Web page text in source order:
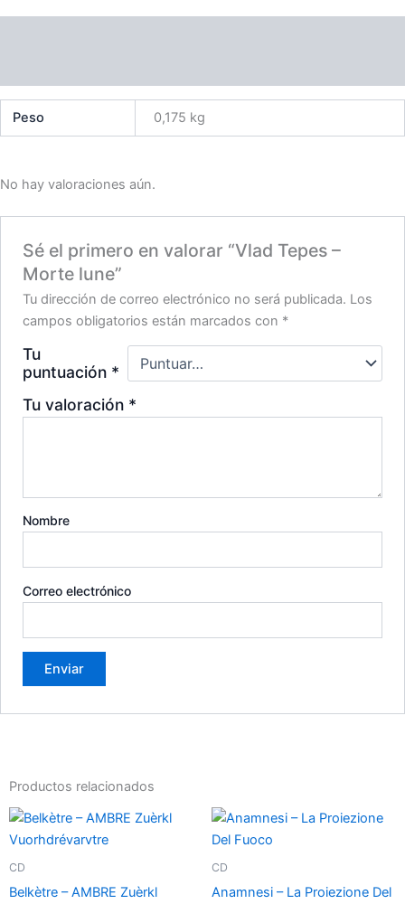
Peso 0,175 kg
No hay valoraciones aún.
Sé el primero en valorar “Vlad Tepes –
Morte lune”
Tu dirección de correo electrónico no será publicada. Los
campos obligatorios están marcados con *
Tu
puntuación *
Tu valoración *
Nombre
Correo electrónico
Productos relacionados
CD
Belkètre – AMBRE Zuèrkl
CD
Anamnesi – La Proiezione Del